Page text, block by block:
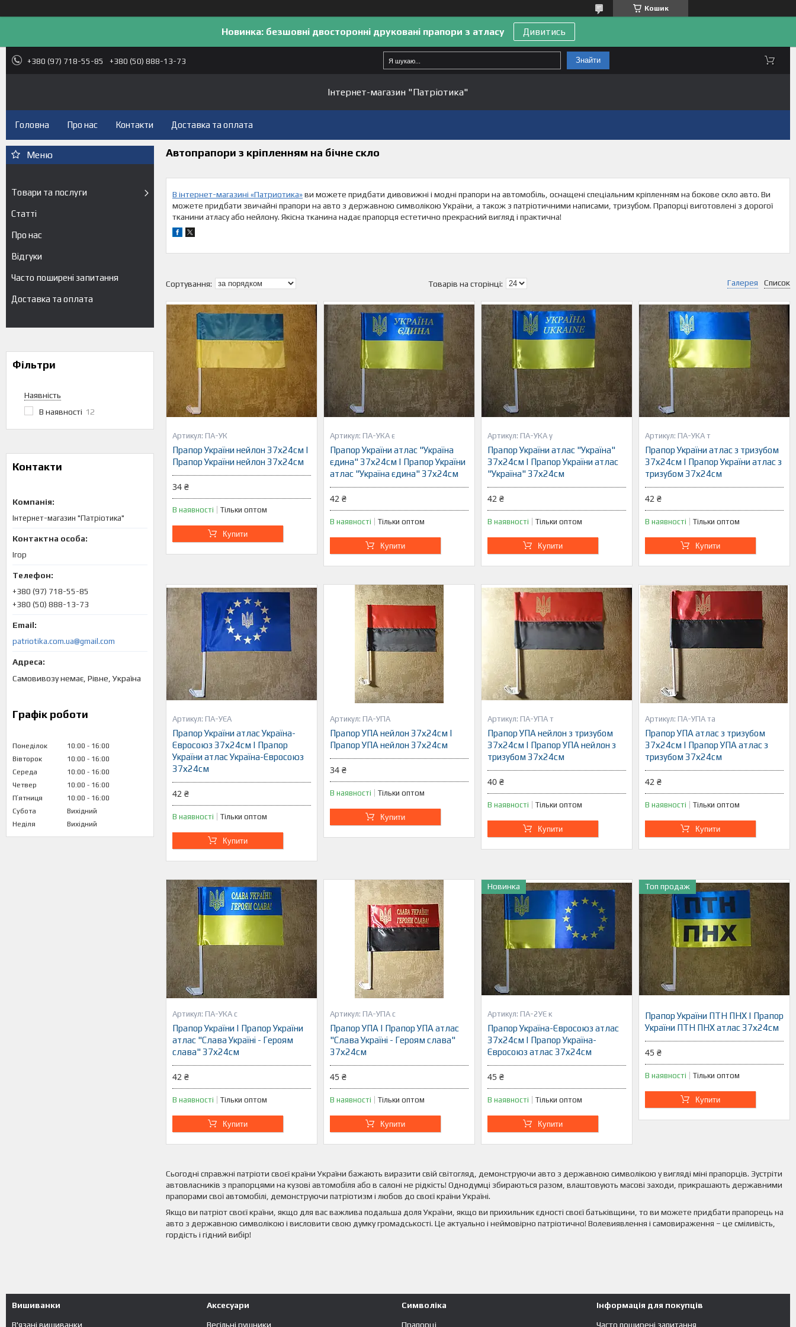
Кошик
Новинка: безшовні двосторонні друковані прапори з атласу Дивитись
+380 (97) 718-55-85 +380 (50) 888-13-73 Знайти
Інтернет-магазин "Патріотика"
Головна Про нас Контакти Доставка та оплата
Товари та послуги
Статті
Про нас
Відгуки
Часто поширені запитання
Доставка та оплата
Фільтри
Наявність
В наявності 12
Контакти
Інтернет-магазин "Патріотика"
Ігор
+380 (97) 718-55-85
+380 (50) 888-13-73
patriotika.com.ua@gmail.com
Самовивозу немає, Рівне, Україна
Графік роботи
Понеділок 10:00
16:00
Вівторок
10:00
16:00
Середа
10:00
16:00
Четвер
10:00
16:00
Пʼятниця
10:00
16:00
Субота
Вихідний
Неділя
Вихідний
Автопрапори з кріпленням на бічне скло
В інтернет-магазині «Патриотика»ви можете придбати дивовижні і модні прапори на автомобіль, оснащені спеціальним кріпленням на бокове скло авто. Ви
можете придбати звичайні прапори на авто з державною символікою України, а також з патріотичними написами, тризубом. Прапорці виготовлені з дорогої
тканини атласу або нейлону. Якісна тканина надає прапорця естетично прекрасний вигляд і практична!
Галерея Список
ПА-УК
Прапор України нейлон 37х24см |
Прапор України нейлон 37х24см
34 ₴
В наявності Тільки оптом
Купити
ПА-УКА є
Прапор України атлас "Україна
єдина" 37х24см | Прапор України
атлас "Україна єдина" 37х24см
42 ₴
В наявності Тільки оптом
Купити
ПА-УКА у
Прапор України атлас "Україна"
37х24см | Прапор України атлас
"Україна" 37х24см
42 ₴
В наявності Тільки оптом
Купити
ПА-УКА т
Прапор України атлас з тризубом
37х24см | Прапор України атлас з
тризубом 37х24см
42 ₴
В наявності Тільки оптом
Купити
ПА-УЄА
Прапор України атлас Україна-
Євросоюз 37х24см | Прапор
України атлас Україна-Євросоюз
37х24см
42 ₴
В наявності Тільки оптом
Купити
ПА-УПА
Прапор УПА нейлон 37х24см |
Прапор УПА нейлон 37х24см
34 ₴
В наявності Тільки оптом
Купити
ПА-УПА т
Прапор УПА нейлон з тризубом
37х24см | Прапор УПА нейлон з
тризубом 37х24см
40 ₴
В наявності Тільки оптом
Купити
ПА-УПА та
Прапор УПА атлас з тризубом
37х24см | Прапор УПА атлас з
тризубом 37х24см
42 ₴
В наявності Тільки оптом
Купити
ПА-УКА с
Прапор України | Прапор України
атлас "Слава Україні - Героям
слава" 37х24см
42 ₴
В наявності Тільки оптом
Купити
ПА-УПА с
Прапор УПА | Прапор УПА атлас
"Слава Україні - Героям слава"
37х24см
45 ₴
В наявності Тільки оптом
Купити
Новинка
ПА-2УЄ к
Прапор Україна-Євросоюз атлас
37х24см | Прапор Україна-
Євросоюз атлас 37х24см
45 ₴
В наявності Тільки оптом
Купити
Топ продаж
Прапор України ПТН ПНХ | Прапор
України ПТН ПНХ атлас 37х24см
45 ₴
В наявності Тільки оптом
Купити
Сьогодні справжні патріоти своєї країни України бажають виразити свій світогляд, демонструючи авто з державною символікою у вигляді міні прапорців. Зустріти
автовласників з прапорцями на кузові автомобіля або в салоні не рідкість! Однодумці збираються разом, влаштовують масові заходи, прикрашають державними
прапорами свої автомобілі, демонструючи патріотизм і любов до своєї країни Україні.
Якщо ви патріот своєї країни, якщо для вас важлива подальша доля України, якщо ви прихильник єдності своєї батьківщини, то ви можете придбати прапорець на
авто з державною символікою і висловити свою думку громадськості. Це актуально і неймовірно патріотично! Волевиявлення і самовираження – це сміливість,
гордість і гідний вибір!
Вишиванки
В'язані вишиванки
Аксесуари
Весільні рушники
Символіка
Прапорці
Інформація для покупців
Часто поширені запитання